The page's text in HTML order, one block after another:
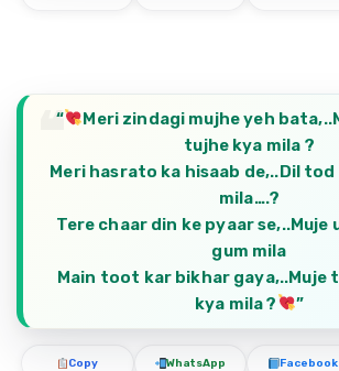
“
Meri zindagi mujhe yeh
tujhe kya mila ?
Meri hasrato ka hisaab de,..Dil
mila….?
Tere chaar din ke pyaar se,..Muje
gum mila
Main toot kar bikhar gaya,..Muje
kya mila ?
”
Copy WhatsApp Facebook